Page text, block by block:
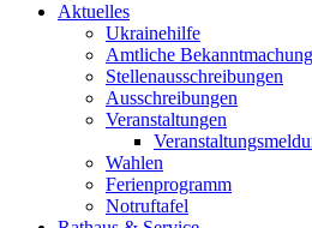
Aktuelles
Ukrainehilfe
Amtliche
Stellenausschreibungen
Ausschreibungen
Veranstaltungen
Wahlen
Ferienprogramm
Notruftafel